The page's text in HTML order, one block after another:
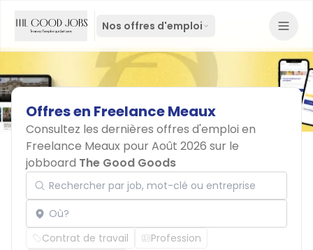
Nos offres d'emploi
Offresen FreelanceMeaux
Consultez les dernières offres d'emploi en
Freelance Meaux pour Août 2026 sur le
jobboard The Good Goods
Rechercher par job, mot-clé ou entreprise
Localisation
Contrat de travail Profession